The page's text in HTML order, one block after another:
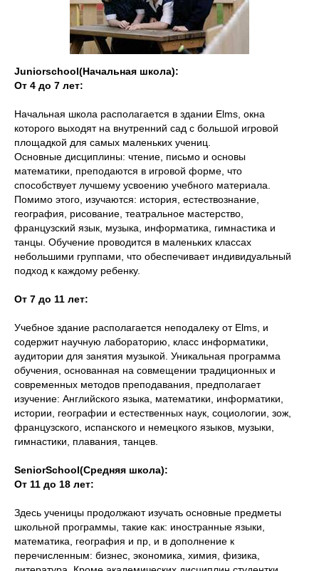
Juniorschool(Начальная школа):
От 4 до 7 лет:
Начальная школа располагается в здании Elms, окна
которого выходят на внутренний сад с большой игровой
площадкой для самых маленьких учениц.
Основные дисциплины: чтение, письмо и основы
математики, преподаются в игровой форме, что
способствует лучшему усвоению учебного материала.
Помимо этого, изучаются: история, естествознание,
география, рисование, театральное мастерство,
французский язык, музыка, информатика, гимнастика и
танцы. Обучение проводится в маленьких классах
небольшими группами, что обеспечивает индивидуальный
подход к каждому ребенку.
От 7 до 11 лет:
Учебное здание располагается неподалеку от Elms, и
содержит научную лабораторию, класс информатики,
аудитории для занятия музыкой. Уникальная программа
обучения, основанная на совмещении традиционных и
современных методов преподавания, предполагает
изучение: Английского языка, математики, информатики,
истории, географии и естественных наук, социологии, зож,
французского, испанского и немецкого языков, музыки,
гимнастики, плавания, танцев.
SeniorSchool(Средняя школа):
От 11 до 18 лет:
Здесь ученицы продолжают изучать основные предметы
школьной программы, такие как: иностранные языки,
математика, география и пр, и в дополнение к
перечисленным: бизнес, экономика, химия, физика,